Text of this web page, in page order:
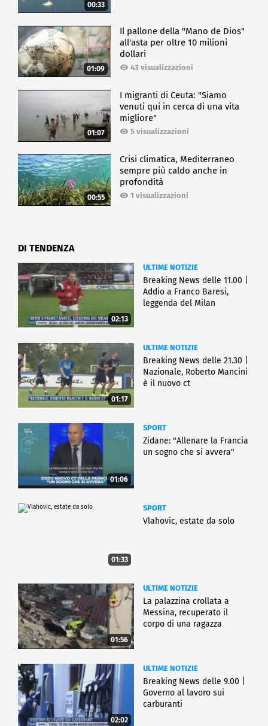
00:33
01:09
Il pallone della "Mano de Dios"
all'asta per oltre 10 milioni
dollari
43 visualizzazioni
01:07
I migranti di Ceuta: "Siamo
venuti qui in cerca di una vita
migliore"
5 visualizzazioni
00:55
Crisi climatica, Mediterraneo
sempre più caldo anche in
profondità
1 visualizzazioni
DI TENDENZA
02:13
ULTIME NOTIZIE
Breaking News delle 11.00 |
Addio a Franco Baresi,
leggenda del Milan
01:17
ULTIME NOTIZIE
Breaking News delle 21.30 |
Nazionale, Roberto Mancini
è il nuovo ct
01:06
SPORT
Zidane: "Allenare la Francia
un sogno che si avvera"
01:33
SPORT
Vlahovic, estate da solo
01:56
ULTIME NOTIZIE
La palazzina crollata a
Messina, recuperato il
corpo di una ragazza
02:02
ULTIME NOTIZIE
Breaking News delle 9.00 |
Governo al lavoro sui
carburanti